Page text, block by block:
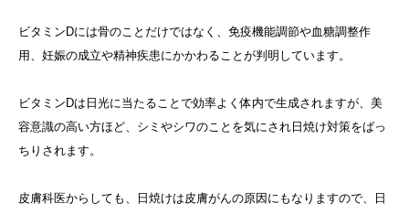
ビタミンDには骨のことだけではなく、免疫機能調節や血糖調整作
用、妊娠の成立や精神疾患にかかわることが判明しています。
ビタミンDは日光に当たることで効率よく体内で生成されますが、美
容意識の高い方ほど、シミやシワのことを気にされ日焼け対策をばっ
ちりされます。
皮膚科医からしても、日焼けは皮膚がんの原因にもなりますので、日